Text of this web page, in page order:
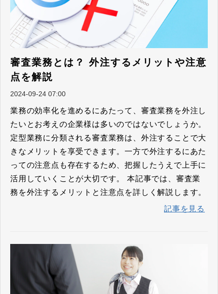
審査業務とは？ 外注するメリットや注意
点を解説
2024-09-24 07:00
業務の効率化を進めるにあたって、審査業務を外注し
たいとお考えの企業様は多いのではないでしょうか。
定型業務に分類される審査業務は、外注することで大
きなメリットを享受できます。一方で外注するにあた
っての注意点も存在するため、把握したうえで上手に
活用していくことが大切です。 本記事では、審査業
務を外注するメリットと注意点を詳しく解説します。
記事を見る